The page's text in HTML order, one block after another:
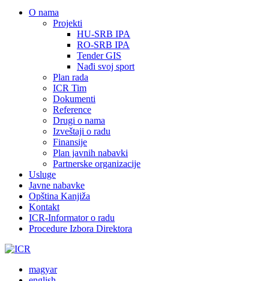
О nama
Projekti
HU-SRB IPA
RO-SRB IPA
Tender GIS
Nađi svoj sport
Plan rada
ICR Tim
Dokumenti
Reference
Drugi o nama
Izveštaji o radu
Finansije
Plan javnih nabavki
Partnerske organizacije
Usluge
Javne nabavke
Opština Kanjiža
Kontakt
ICR-Informator o radu
Procedure Izbora Direktora
magyar